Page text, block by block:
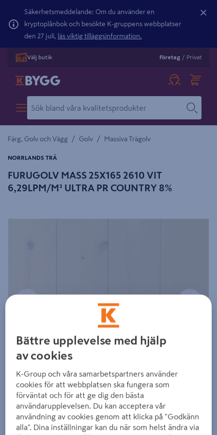
Säkerhetsmeddelande: Om du använder en
kryptoplånbok och besökte K-gruppens webbplatser
den 27 juli, läs viktig tilläggsinformation.
Välj butik Företag / Privat
Färg, Golv och Vägg / Golv / Massiva Trägolv
FURUGOLV MASS 25X165 2610 VIT
6,29LPM/M² ULTRA PR COUNTRY 8%
NORRLANDS TRÄ
Föregående Nästa
Bättre upplevelse med hjälp
av cookies
K-Group och våra samarbetspartners använder
cookies för att webbplatsen ska fungera som
förväntat och för att ge dig den bästa
användarupplevelsen. Du kan acceptera vår
användning av cookies genom att klicka på "Godkänn
alla". Dina inställningar kan du när som helst ändra via